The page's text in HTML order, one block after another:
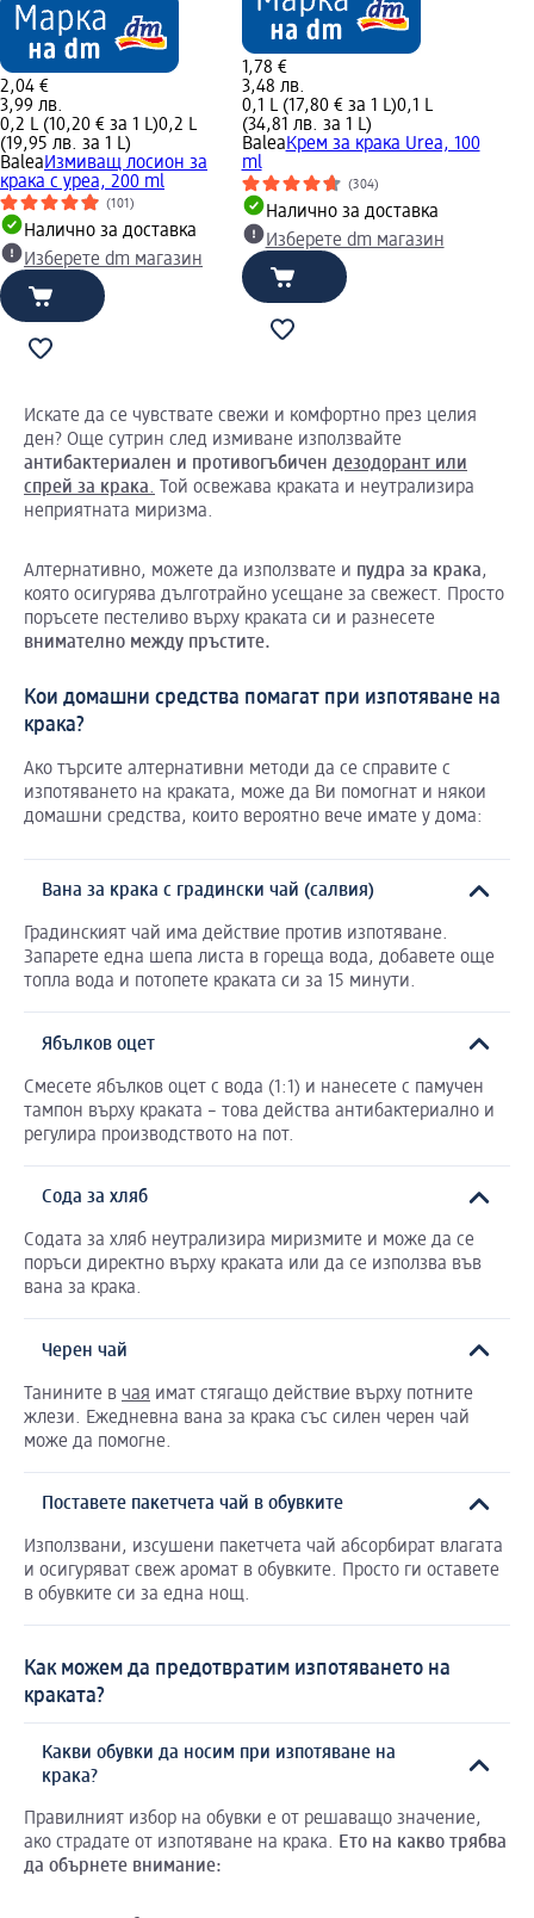
2,04 €
3,99 лв.
0,2 L (10,20 € за 1 L)0,2 L
(19,95 лв. за 1 L)
BaleaИзмиващ лосион за
крака с уреа, 200 ml
(101)
Налично за доставка
Изберете dm магазин
1,78 €
3,48 лв.
0,1 L (17,80 € за 1 L)0,1 L
(34,81 лв. за 1 L)
BaleaКрем за крака Urea, 100
ml
(304)
Налично за доставка
Изберете dm магазин
Искате да се чувствате свежи и комфортно през целия
ден? Още сутрин след измиване използвайте
антибактериален и противогъбичен дезодорант или
спрей за крака.
Той освежава краката и неутрализира
неприятната миризма.
Алтернативно, можете да използвате и пудра за крака,
която осигурява дълготрайно усещане за свежест. Просто
поръсете пестеливо върху краката си и разнесете
внимателно между пръстите.
Кои домашни средства помагат при изпотяване на
крака?
Ако търсите алтернативни методи да се справите с
изпотяването на краката, може да Ви помогнат и някои
домашни средства, които вероятно вече имате у дома:
Вана за крака с градински чай (салвия)
Градинският чай има действие против изпотяване.
Запарете една шепа листа в гореща вода, добавете още
топла вода и потопете краката си за 15 минути.
Ябълков оцет
Смесете ябълков оцет с вода (1:1) и нанесете с памучен
тампон върху краката – това действа антибактериално и
регулира производството на пот.
Сода за хляб
Содата за хляб неутрализира миризмите и може да се
поръси директно върху краката или да се използва във
вана за крака.
Черен чай
Танините в чая имат стягащо действие върху потните
жлези. Ежедневна вана за крака със силен черен чай
може да помогне.
Поставете пакетчета чай в обувките
Използвани, изсушени пакетчета чай абсорбират влагата
и осигуряват свеж аромат в обувките. Просто ги оставете
в обувките си за една нощ.
Как можем да предотвратим изпотяването на
краката?
Какви обувки да носим при изпотяване на
крака?
Правилният избор на обувки е от решаващо значение,
ако страдате от изпотяване на крака. Ето на какво трябва
да обърнете внимание: